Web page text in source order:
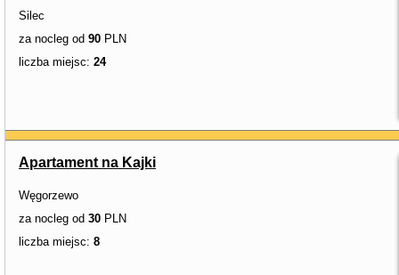
Silec
za nocleg od 90 PLN
liczba miejsc: 24
Apartament na Kajki
Węgorzewo
za nocleg od 30 PLN
liczba miejsc: 8